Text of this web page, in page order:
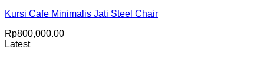
Kursi Cafe Minimalis Jati Steel Chair
Rp800,000.00
Latest